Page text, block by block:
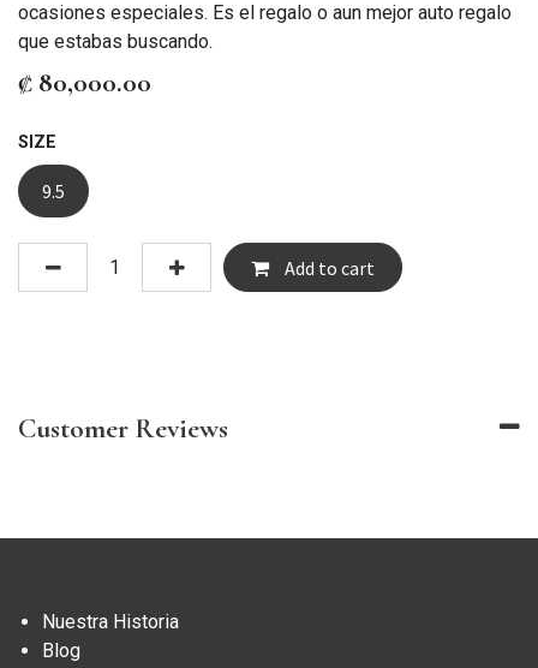
ocasiones especiales. Es el regalo o aun mejor auto regalo
que estabas buscando.
₡ 80,000.00
SIZE
9.5
Add to cart
Customer Reviews
Nuestra Historia
Blog